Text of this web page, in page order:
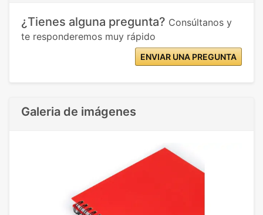
¿Tienes alguna pregunta? Consúltanos y
te responderemos muy rápido
ENVIAR UNA PREGUNTA
Galeria de imágenes